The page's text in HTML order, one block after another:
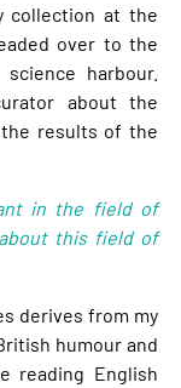
collection at the
over to the
science harbour.
about the
results of the
in the field of
this field of
derives from my
humour and
reading English